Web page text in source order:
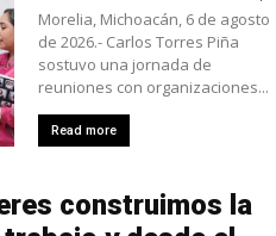
Morelia, Michoacán, 6 de agosto
de 2026.- Carlos Torres Piña
sostuvo una jornada de
reuniones con organizaciones...
Read more
construimos la